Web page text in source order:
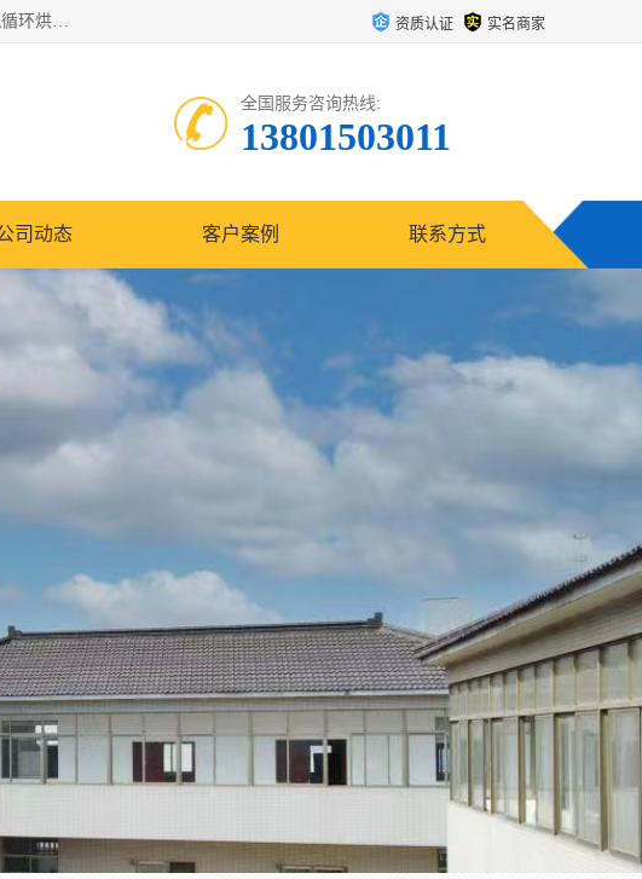
常州市圣祥干燥设备有限公司以生产干燥设备为主导产品，提供：干燥设备、干燥机、混合机、气流干燥机、烘箱、热风循环烘箱、沸腾干燥机、烘干机、喷雾干燥机等产品的生产、制造与销售服务。 资质认证 实名商家
全国服务咨询热线:
13801503011
司动态 客户案例 联系方式